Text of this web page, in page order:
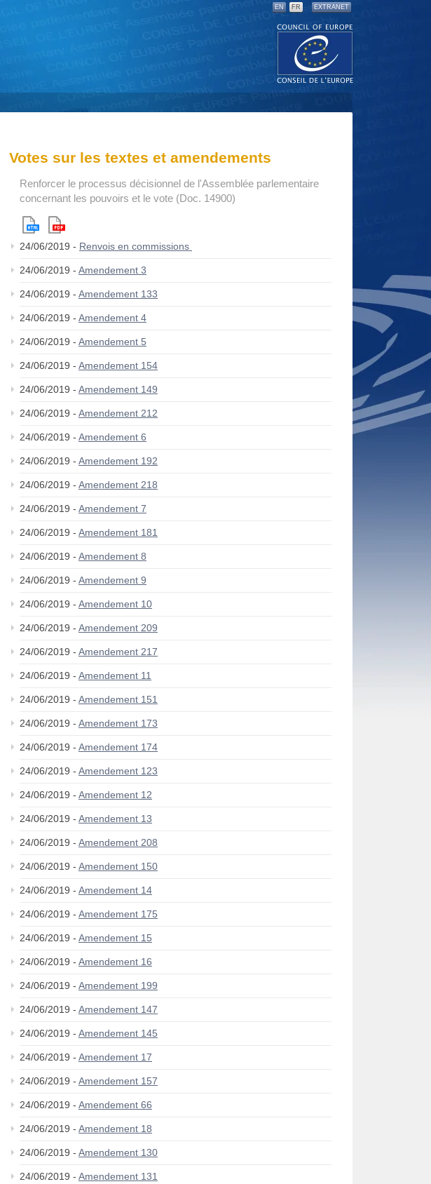
EN FR EXTRANET
Votes sur les textes et amendements
Renforcer le processus décisionnel de l'Assemblée parlementaire
concernant les pouvoirs et le vote (Doc. 14900)
24/06/2019 - Renvois en commissions
24/06/2019 - Amendement 3
24/06/2019 - Amendement 133
24/06/2019 - Amendement 4
24/06/2019 - Amendement 5
24/06/2019 - Amendement 154
24/06/2019 - Amendement 149
24/06/2019 - Amendement 212
24/06/2019 - Amendement 6
24/06/2019 - Amendement 192
24/06/2019 - Amendement 218
24/06/2019 - Amendement 7
24/06/2019 - Amendement 181
24/06/2019 - Amendement 8
24/06/2019 - Amendement 9
24/06/2019 - Amendement 10
24/06/2019 - Amendement 209
24/06/2019 - Amendement 217
24/06/2019 - Amendement 11
24/06/2019 - Amendement 151
24/06/2019 - Amendement 173
24/06/2019 - Amendement 174
24/06/2019 - Amendement 123
24/06/2019 - Amendement 12
24/06/2019 - Amendement 13
24/06/2019 - Amendement 208
24/06/2019 - Amendement 150
24/06/2019 - Amendement 14
24/06/2019 - Amendement 175
24/06/2019 - Amendement 15
24/06/2019 - Amendement 16
24/06/2019 - Amendement 199
24/06/2019 - Amendement 147
24/06/2019 - Amendement 145
24/06/2019 - Amendement 17
24/06/2019 - Amendement 157
24/06/2019 - Amendement 66
24/06/2019 - Amendement 18
24/06/2019 - Amendement 130
24/06/2019 - Amendement 131